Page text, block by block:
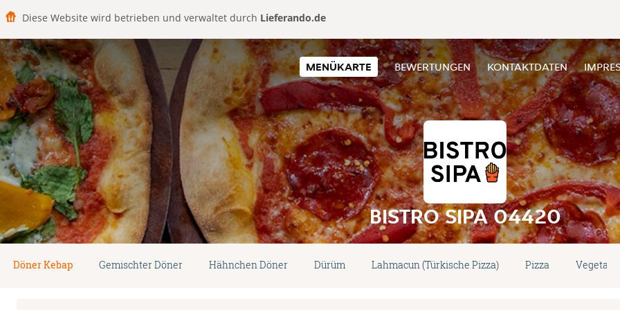
Diese Website wird betrieben und verwaltet durch Lieferando.de
MENÜKARTE BEWERTUNGEN KONTAKTDATEN
BISTRO SIPA 04420
Döner Kebap Gemischter Döner Hähnchen Döner Dürüm Lahmacun (Türkische Pizza) Pizza